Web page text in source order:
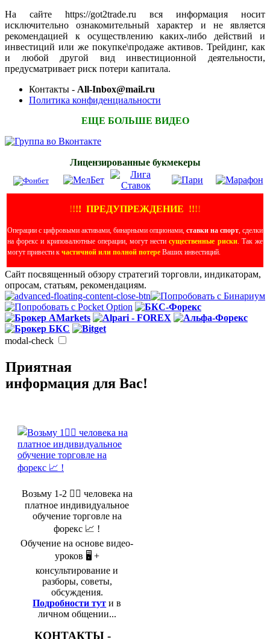
На сайте https://got2trade.ru вся информация носит
исключительно ознакомительный характер и не является
рекомендацией к осуществлению каких-либо действий и
инвестиций или же покупке\продаже активов. Трейдинг, как
и любой другой вид инвестиционной деятельности,
предусматривает риск потери капитала.
Контакты - All-Inbox@mail.ru
Политика конфиденциальности
ЕЩЕ БОЛЬШЕ ВИДЕО
Лицензированные букмекеры
!!!! ПРЕДУПРЕЖДЕНИЕ !!!!
Операции с цифровыми активами, бинарными опционами, ставки на спорт, сделки
на форекс и криповалютные операции, могут нестисущественные риски. Так же
могут привести к частичной или полной потере Ваших инвестиций.
Сайт посвященный обзору стратегий торговли, индикаторам,
опросам, статьям, рекомендациям.
modal-check
Приятная
информация для Вас!
Возьму 1-2 🤵‍♂️ человека на
платное индивидуальное
обучение торговле на
форекс 📈 !
Обучение на основе видео-
уроков 🖥️ +
консультирование и
разборы, советы,
обсуждения.
Подробности тут и в
личном общении...
КОНТАКТЫ -